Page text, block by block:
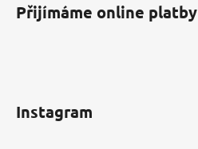
Přijímáme online platby
Instagram